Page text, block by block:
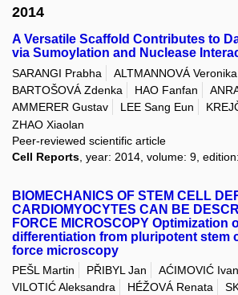
2014
A Versatile Scaffold Contributes to
via Sumoylation and Nuclease
SARANGI Prabha ALTMANNOVÁ Veronika
BARTOŠOVÁ Zdenka
HAO Fanfan
AMMERER Gustav
LEE Sang Eun
ZHAO Xiaolan
Peer-reviewed scientific article
Cell Reports , year: 2014, volume: 9,
BIOMECHANICS OF STEM CELL
CARDIOMYOCYTES CAN BE
FORCE MICROSCOPY
differentiation from pluripotent stem
force microscopy
PEŠL Martin PŘIBYL Jan
AĆIMOVIĆ
VILOTIĆ Aleksandra
HÉŽOVÁ Renata